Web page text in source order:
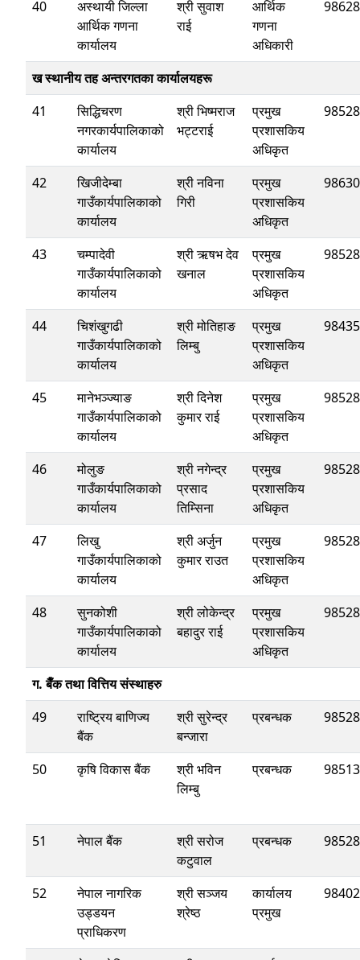
40
अस्थायी जिल्ला
आर्थिक गणना
कार्यालय
श्री सुवाश
राई
आर्थिक
गणना
अधिकारी
ख स्थानीय तह अन्तरगतका कार्यालयहरू
41
सिद्धिचरण
नगरकार्यपालिकाको
कार्यालय
श्री भिष्मराज
भट्टराई
प्रमुख
प्रशासकिय
अधिकृत
42
खिजीदेम्बा
गाउँकार्यपालिकाको
कार्यालय
श्री नविना
गिरी
प्रमुख
प्रशासकिय
अधिकृत
43
चम्पादेवी
गाउँकार्यपालिकाको
कार्यालय
श्री ऋषभ देव
खनाल
प्रमुख
प्रशासकिय
अधिकृत
44
चिशंखुगढी
गाउँकार्यपालिकाको
कार्यालय
श्री मोतिहाङ
लिम्बु
प्रमुख
प्रशासकिय
अधिकृत
45
मानेभञ्ज्याङ
गाउँकार्यपालिकाको
कार्यालय
श्री दिनेश
कुमार राई
प्रमुख
प्रशासकिय
अधिकृत
46
मोलुङ
गाउँकार्यपालिकाको
कार्यालय
श्री नगेन्द्र
प्रसाद
तिम्सिना
प्रमुख
प्रशासकिय
अधिकृत
47
लिखु
गाउँकार्यपालिकाको
कार्यालय
श्री अर्जुन
कुमार राउत
प्रमुख
प्रशासकिय
अधिकृत
48
सुनकोशी
गाउँकार्यपालिकाको
कार्यालय
श्री लोकेन्द्र
बहादुर राई
प्रमुख
प्रशासकिय
अधिकृत
ग. बैँक तथा वित्तिय संस्थाहरु
49
राष्ट्रिय बाणिज्य
बैंक
श्री सुरेन्द्र
बन्जारा
प्रबन्धक
50 कृषि विकास बैंक
श्री भविन
लिम्बु
प्रबन्धक
51 नेपाल बैंक
श्री सरोज
कटुवाल
प्रबन्धक
52
नेपाल नागरिक
उड्डयन
प्राधिकरण
श्री सञ्‍जय
श्रेष्ठ
कार्यालय
प्रमुख